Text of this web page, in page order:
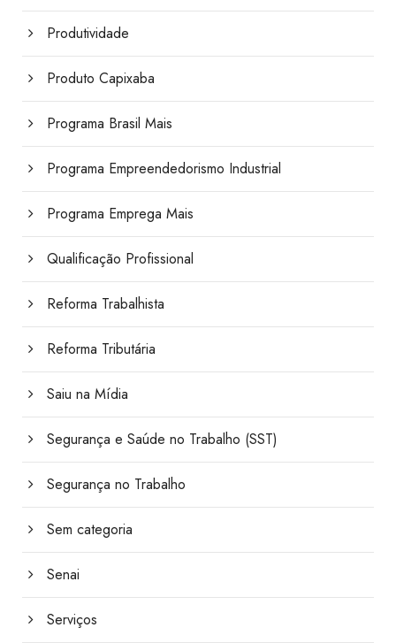
Produtividade
Produto Capixaba
Programa Brasil Mais
Programa Empreendedorismo Industrial
Programa Emprega Mais
Qualificação Profissional
Reforma Trabalhista
Reforma Tributária
Saiu na Mídia
Segurança e Saúde no Trabalho (SST)
Segurança no Trabalho
Sem categoria
Senai
Serviços